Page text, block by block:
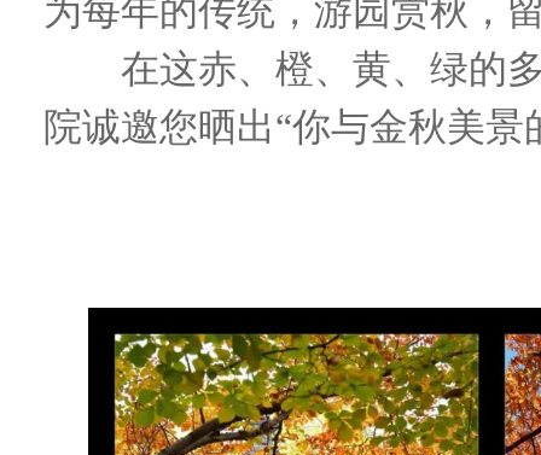
为每年的传统，游园赏秋，
在这赤、橙、黄、绿的多
院诚邀您晒出“你与金秋美景